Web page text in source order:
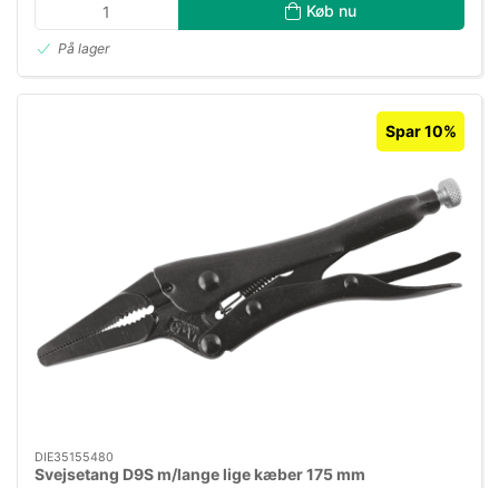
Køb nu
På lager
Spar 10%
DIE35155480
Svejsetang D9S m/lange lige kæber 175 mm